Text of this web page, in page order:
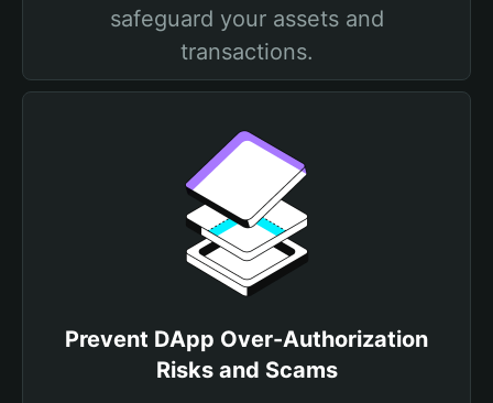
safeguard your assets and
transactions.
Prevent DApp Over-Authorization
Risks and Scams